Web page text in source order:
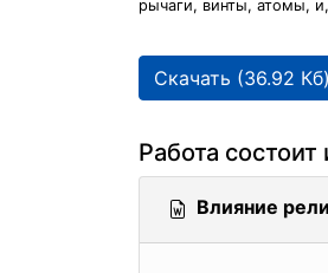
рычаги, винты, атомы,
Скачать (36.92 Кб)
Работа
Влияние